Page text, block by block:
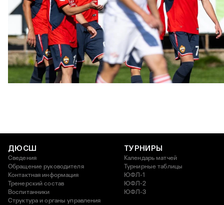
ЮФЛ: Московское дерби на «Октябре»
3 АВГУСТА 2026 14:15
ДЮСШ
Сведения
Обращение руководителя
Контактная информация
Тренерский состав
Воспитанники
Структура и органы управления
ТУРНИРЫ
Календарь матчей
Турнирные таблицы
ЮФЛ-1
ЮФЛ-2
ЮФЛ-3